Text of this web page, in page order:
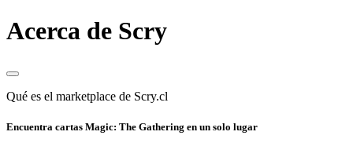
Acerca de Scry
Qué es el marketplace de Scry.cl
Encuentra cartas Magic: The Gathering en un solo lugar